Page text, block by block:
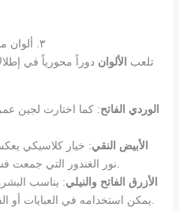
٣. ألوان موسم العيد: درجات الفرح والانتعاش
تلعب
الألوان دوراً محورياً في
الوردي الفاتح: كما اختارت لجين
الأبيض النقي: خيار كلاسيكي
الأزرق الفاتح والنيلي: يناسب